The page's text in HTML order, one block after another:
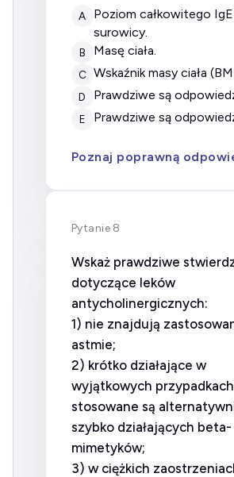
A
poziom całkowitego IgE w
surowicy.
B masę ciała.
C wskaźnik masy ciała
D prawdziwe są
E prawdziwe są
Poznaj poprawną
Pytanie 8
Wskaż prawdziwe
dotyczące leków
antycholinergicznych:
1) nie znajdują
astmie;
2) krótko działające w
wyjątkowych przypadkach
stosowane są
szybko działających beta-
mimetyków;
3) w ciężkich